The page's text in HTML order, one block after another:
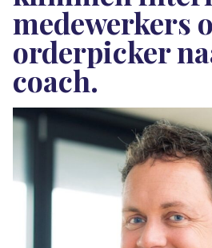
medewerkers
orderpicker
coach.